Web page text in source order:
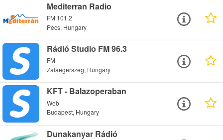
Mediterran Radio
FM 101.2
Pécs, Hungary
Rádió Studio FM 96.3
FM
Zalaegerszeg, Hungary
KFT - Balazoperaban
Web
Budapest, Hungary
Dunakanyar Rádió